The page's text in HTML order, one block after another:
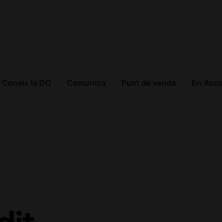
Coneix la DO Comunica Punt de venda En